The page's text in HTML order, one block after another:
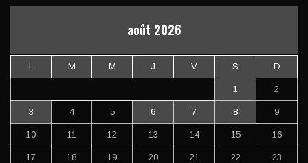
août 2026
L M M J V S D
1 2
3 4 5 6 7 8 9
10 11 12 13 14 15 16
17 18 19 20 21 22 23